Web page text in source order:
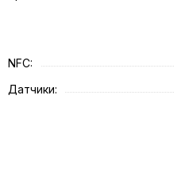
NFC:
Датчики: